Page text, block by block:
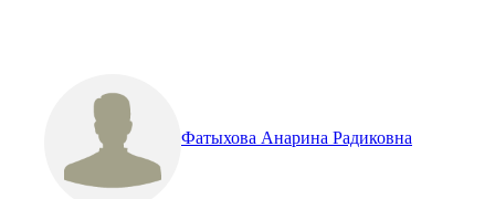
Фатыхова Анарина Радиковна